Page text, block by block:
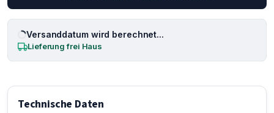
Versanddatum wird berechnet...
Lieferung frei Haus
Technische Daten